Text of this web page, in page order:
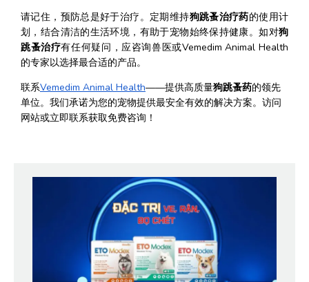
请记住，预防总是好于治疗。定期维持狗跳蚤治疗药的使用计
划，结合清洁的生活环境，有助于宠物始终保持健康。如对狗
跳蚤治疗有任何疑问，应咨询兽医或Vemedim Animal Health
的专家以选择最合适的产品。
联系Vemedim Animal Health——提供高质量狗跳蚤药的领先
单位。我们承诺为您的宠物提供最安全有效的解决方案。访问
网站或立即联系获取免费咨询！